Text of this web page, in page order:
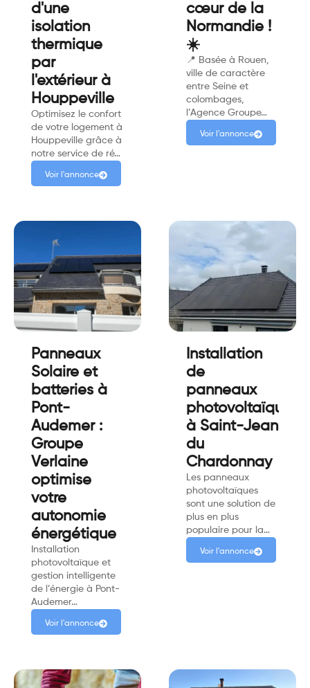
d'une
isolation
thermique
par
l'extérieur à
Houppeville
Optimisez le confort
de votre logement à
Houppeville grâce à
notre service de ré…
Voir l'annonce
cœur de la
Normandie !
☀️
📍 Basée à Rouen,
ville de caractère
entre Seine et
colombages,
l’Agence Groupe…
Voir l'annonce
Panneaux
Solaire et
batteries à
Pont-
Audemer :
Groupe
Verlaine
optimise
votre
autonomie
énergétique
Installation
photovoltaïque et
gestion intelligente
de l’énergie à Pont-
Audemer…
Voir l'annonce
Installation
de
panneaux
photovoltaïques
à Saint-Jean
du
Chardonnay
Les panneaux
photovoltaïques
sont une solution de
plus en plus
populaire pour la…
Voir l'annonce